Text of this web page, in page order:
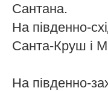
Сантана.
На південно-
Санта-Круш і
На південно-